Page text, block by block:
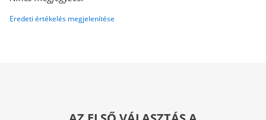
Eredeti értékelés megjelenítése